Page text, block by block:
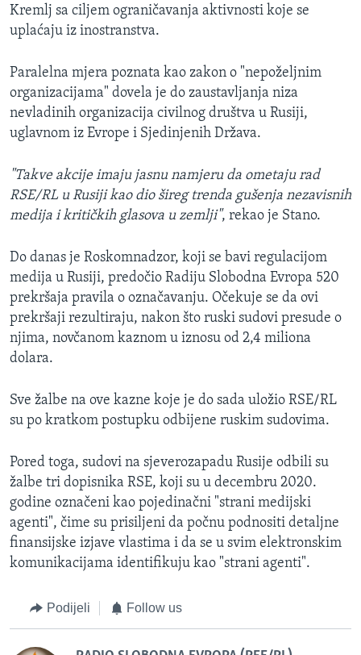
Kremlj sa ciljem ograničavanja aktivnosti koje se
uplaćaju iz inostranstva.
Paralelna mjera poznata kao zakon o "nepoželjnim
organizacijama" dovela je do zaustavljanja niza
nevladinih organizacija civilnog društva u Rusiji,
uglavnom iz Evrope i Sjedinjenih Država.
"Takve akcije imaju jasnu namjeru da ometaju rad
RSE/RL u Rusiji kao dio šireg trenda gušenja nezavisnih
medija i kritičkih glasova u zemlji", rekao je Stano.
Do danas je Roskomnadzor, koji se bavi regulacijom
medija u Rusiji, predočio Radiju Slobodna Evropa 520
prekršaja pravila o označavanju. Očekuje se da ovi
prekršaji rezultiraju, nakon što ruski sudovi presude o
njima, novčanom kaznom u iznosu od 2,4 miliona
dolara.
Sve žalbe na ove kazne koje je do sada uložio RSE/RL
su po kratkom postupku odbijene ruskim sudovima.
Pored toga, sudovi na sjeverozapadu Rusije odbili su
žalbe tri dopisnika RSE, koji su u decembru 2020.
godine označeni kao pojedinačni "strani medijski
agenti", čime su prisiljeni da počnu podnositi detaljne
finansijske izjave vlastima i da se u svim elektronskim
komunikacijama identifikuju kao "strani agenti".
Podijeli Follow us